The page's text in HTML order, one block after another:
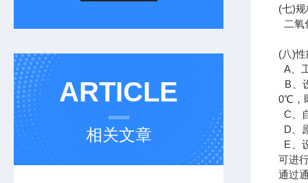
ARTICLE
相关文章
(七)规
二氧
(八)性
A
B
0℃，
C
D
E
可进
通过